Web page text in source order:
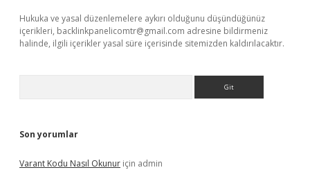
Hukuka ve yasal düzenlemelere aykırı olduğunu düşündüğünüz
içerikleri, backlinkpanelicomtr@gmail.com adresine bildirmeniz
halinde, ilgili içerikler yasal süre içerisinde sitemizden kaldırılacaktır.
Son yorumlar
Varant Kodu Nasıl Okunur için admin